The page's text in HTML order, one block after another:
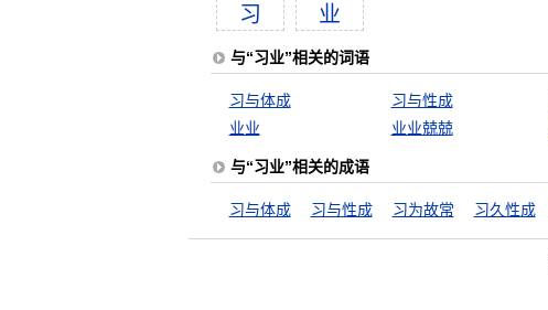
习 业
与“习业”相关的词语
习与体成 习与性成
业业
业业兢兢
与“习业”相关的成语
习与体成 习与性成 习为故常 习久性成